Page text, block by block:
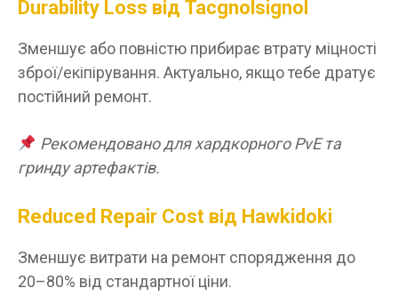
Durability Loss від Tacgnolsignol
Зменшує або повністю прибирає втрату міцності
зброї/екіпірування. Актуально, якщо тебе дратує
постійний ремонт.
Рекомендовано для хардкорного PvE та
гринду артефактів.
Reduced Repair Cost від Hawkidoki
Зменшує витрати на ремонт спорядження до
20–80% від стандартної ціни.